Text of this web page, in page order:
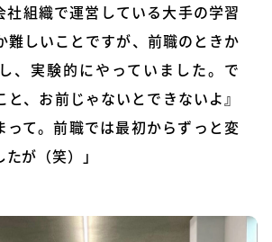
社組織で運営している大手の学習
難しいことですが、前職のときか
、実験的にやっていました。で
と、お前じゃないとできないよ』
って。前職では最初からずっと変
が（笑）」